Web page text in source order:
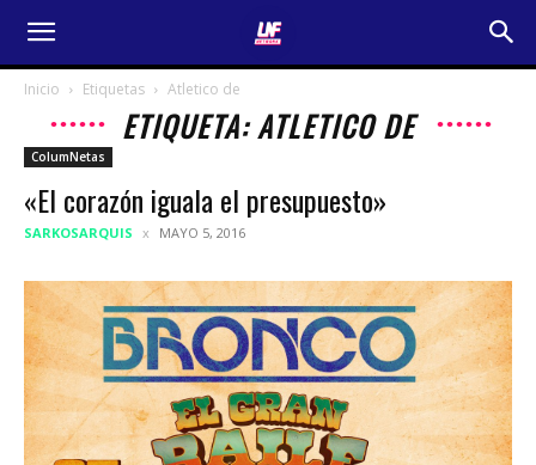
Inicio Etiquetas Atletico de
ETIQUETA: ATLETICO DE
ColumNetas
«El corazón iguala el presupuesto»
SARKOSARQUIS MAYO 5, 2016